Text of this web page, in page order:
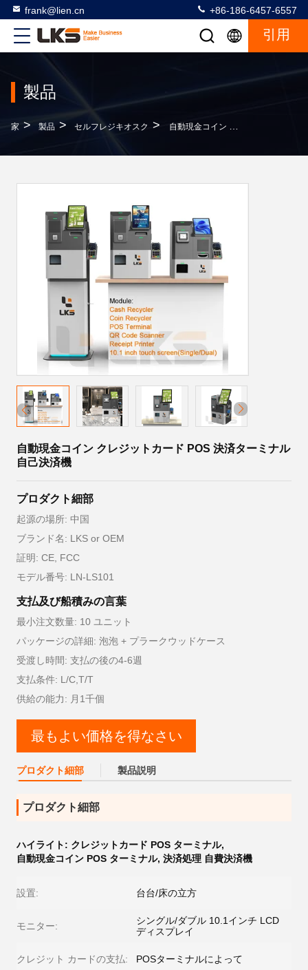
frank@lien.cn +86-186-6457-6557
引用
製品
家 > 製品 > セルフレジキオスク > 自動現金コイン クレジットカード POS 決済ターミナル 自己決済機
自動現金コイン クレジットカード POS 決済ターミナル
自己決済機
プロダクト細部
起源の場所: 中国
ブランド名: LKS or OEM
証明: CE, FCC
モデル番号: LN-LS101
支払及び船積みの言葉
最小注文数量: 10 ユニット
パッケージの詳細: 泡泡 + プラークウッドケース
受渡し時間: 支払の後の4-6週
支払条件: L/C,T/T
供給の能力: 月1千個
最もよい価格を得なさい
プロダクト細部 製品説明
プロダクト細部
ハイライト: クレジットカード POS ターミナル,
自動現金コイン POS ターミナル, 決済処理 自費決済機
設置: 台台/床の立方
モニター:
シングル/ダブル 10.1インチ LCD
ディスプレイ
クレジット カードの支払: POSターミナルによって